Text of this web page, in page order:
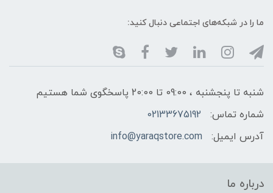
ما را در شبکه‌های اجتماعی دنبال کنید:
شنبه تا پنجشنبه ، 09:00 تا 20:00 پاسخگوی شما هستیم
شماره تماس:
02133675192
آدرس ایمیل:
info@yaraqstore.com
درباره ما